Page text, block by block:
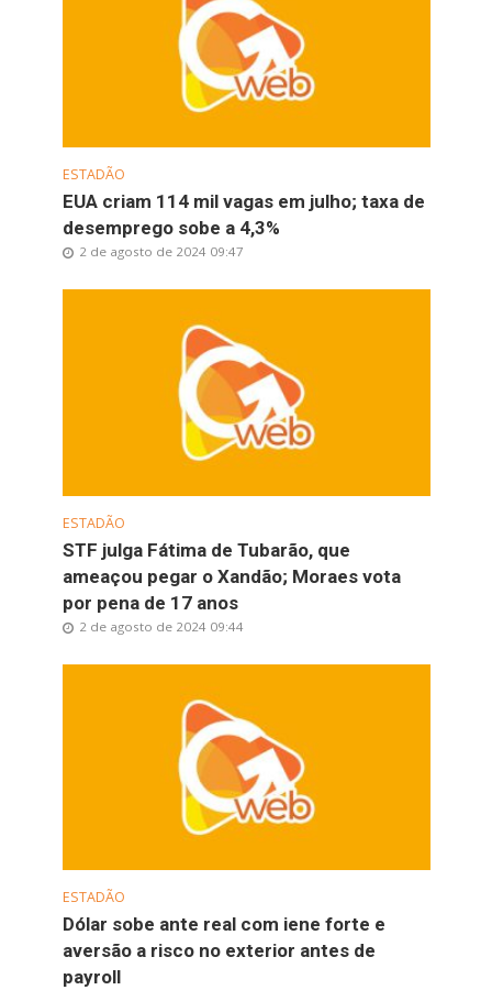
ESTADÃO
EUA criam 114 mil vagas em julho; taxa de
desemprego sobe a 4,3%
2 de agosto de 2024 09:47
ESTADÃO
STF julga Fátima de Tubarão, que
ameaçou pegar o Xandão; Moraes vota
por pena de 17 anos
2 de agosto de 2024 09:44
ESTADÃO
Dólar sobe ante real com iene forte e
aversão a risco no exterior antes de
payroll